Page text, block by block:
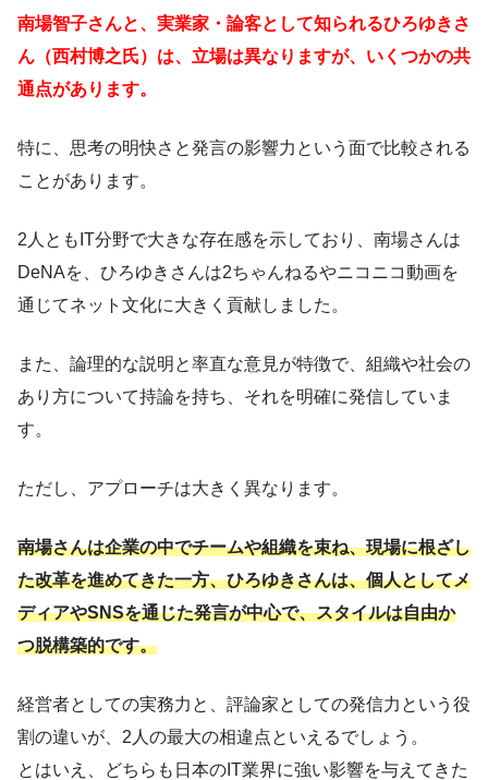
南場智子さんと、実業家・論客として知られるひろゆきさ
ん（西村博之氏）は、立場は異なりますが、いくつかの共
通点があります。
特に、思考の明快さと発言の影響力という面で比較される
ことがあります。
2人ともIT分野で大きな存在感を示しており、南場さんは
DeNAを、ひろゆきさんは2ちゃんねるやニコニコ動画を
通じてネット文化に大きく貢献しました。
また、論理的な説明と率直な意見が特徴で、組織や社会の
あり方について持論を持ち、それを明確に発信していま
す。
ただし、アプローチは大きく異なります。
南場さんは企業の中でチームや組織を束ね、現場に根ざし
た改革を進めてきた一方、ひろゆきさんは、個人としてメ
ディアやSNSを通じた発言が中心で、スタイルは自由か
つ脱構築的です。
経営者としての実務力と、評論家としての発信力という役
割の違いが、2人の最大の相違点といえるでしょう。
とはいえ、どちらも日本のIT業界に強い影響を与えてきた